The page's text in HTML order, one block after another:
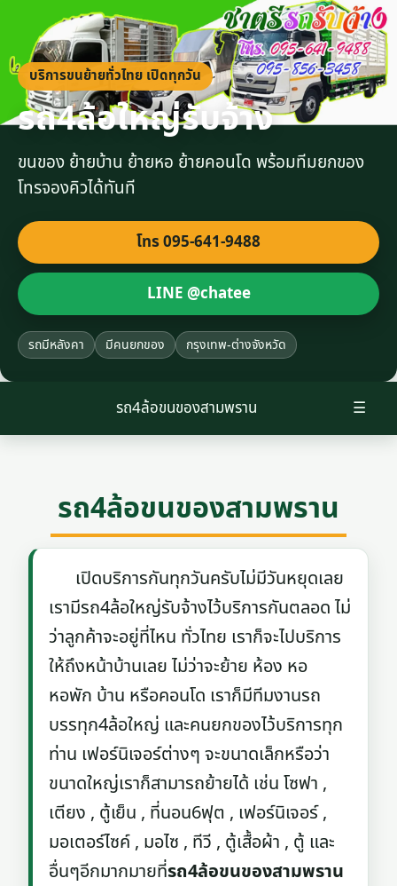
บริการขนย้ายทั่วไทย เปิดทุกวัน
รถ4ล้อใหญ่รับจ้าง
ขนของ ย้ายบ้าน ย้ายหอ ย้ายคอนโด พร้อมทีมยกของ
โทรจองคิวได้ทันที
โทร 095-641-9488
LINE @chatee
รถมีหลังคา มีคนยกของ กรุงเทพ-ต่างจังหวัด
☰
รถ4ล้อขนของสามพราน
รถ4ล้อขนของสามพราน
เปิดบริการกันทุกวันครับไม่มีวันหยุดเลย
เรามีรถ4ล้อใหญ่รับจ้างไว้บริการกันตลอด ไม่
ว่าลูกค้าจะอยู่ที่ไหน ทั่วไทย เราก็จะไปบริการ
ให้ถึงหน้าบ้านเลย ไม่ว่าจะย้าย ห้อง หอ
หอพัก บ้าน หรือคอนโด เราก็มีทีมงานรถ
บรรทุก4ล้อใหญ่ และคนยกของไว้บริการทุก
ท่าน เฟอร์นิเจอร์ต่างๆ จะขนาดเล็กหรือว่า
ขนาดใหญ่เราก็สามารถย้ายได้ เช่น โซฟา ,
เตียง , ตู้เย็น , ที่นอน6ฟุต , เฟอร์นิเจอร์ ,
มอเตอร์ไซค์ , มอไซ , ทีวี , ตู้เสื้อผ้า , ตู้ และ
อื่นๆอีกมากมายที่รถ4ล้อขนของสามพราน